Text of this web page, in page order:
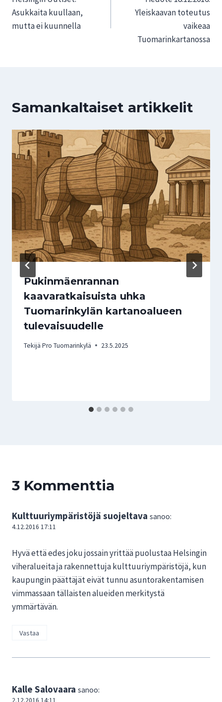
selaus
Asukkaita kuullaan,
mutta ei kuunnella
Yleiskaavan toteutus
vaikeaa
Tuomarinkartanossa
Samankaltaiset artikkelit
Pukinmäenrannan
kaavaratkaisuista uhka
Tuomarinkylän kartanoalueen
tulevaisuudelle
Tekijä Pro Tuomarinkylä 23.5.2025
3 Kommenttia
Kulttuuriympäristöjä suojeltava sanoo:
4.12.2016 17:11
Hyvä että edes joku jossain yrittää puolustaa Helsingin
viheralueita ja rakennettuja kulttuuriympäristöjä, kun
kaupungin päättäjät eivät tunnu asuntorakentamisen
vimmassaan tällaisten alueiden merkitystä
ymmärtävän.
Vastaa
Kalle Salovaara sanoo:
2.12.2016 14:11